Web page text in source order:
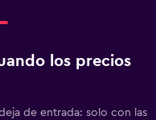
los precios
de entrada: solo con las